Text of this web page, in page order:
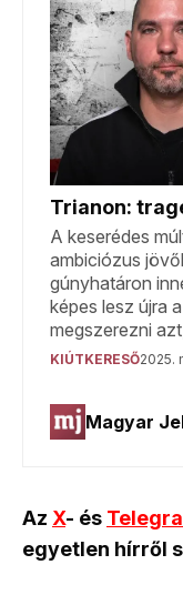
Az X- és
egyetlen hírről